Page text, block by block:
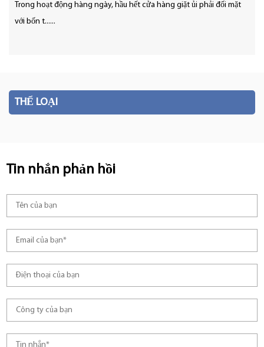
Trong hoạt động hàng ngày, hầu hết cửa hàng giặt ủi phải đối mặt
với bốn t......
THỂ LOẠI
Tin nhắn phản hồi